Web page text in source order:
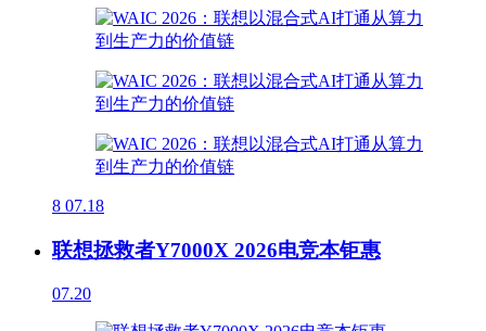
8 07.18
联想拯救者Y7000X 2026电竞本钜惠
07.20